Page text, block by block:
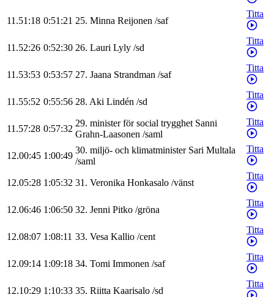
11.51:18 0:51:21 25. Minna Reijonen /saf
Titta
11.52:26 0:52:30 26. Lauri Lyly /sd
Titta
11.53:53 0:53:57 27. Jaana Strandman /saf
Titta
11.55:52 0:55:56 28. Aki Lindén /sd
Titta
11.57:28 0:57:32
29. minister för social trygghet Sanni
Grahn-Laasonen /saml
Titta
12.00:45 1:00:49
30. miljö- och klimatminister Sari Multala
/saml
Titta
12.05:28 1:05:32 31. Veronika Honkasalo /vänst
Titta
12.06:46 1:06:50 32. Jenni Pitko /gröna
Titta
12.08:07 1:08:11 33. Vesa Kallio /cent
Titta
12.09:14 1:09:18 34. Tomi Immonen /saf
Titta
12.10:29 1:10:33 35. Riitta Kaarisalo /sd
Titta